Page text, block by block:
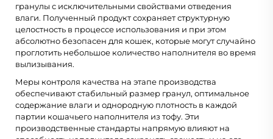
гранулы с исключительными свойствами отведения
влаги. Полученный продукт сохраняет структурную
целостность в процессе использования и при этом
абсолютно безопасен для кошек, которые могут случайно
проглотить небольшое количество наполнителя во время
вылизывания.
Меры контроля качества на этапе производства
обеспечивают стабильный размер гранул, оптимальное
содержание влаги и однородную плотность в каждой
партии кошачьего наполнителя из тофу. Эти
производственные стандарты напрямую влияют на